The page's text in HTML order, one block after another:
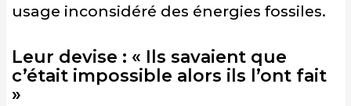
usage inconsidéré des énergies fossiles.
Leur devise : « Ils savaient que
c’était impossible alors ils l’ont fait
»